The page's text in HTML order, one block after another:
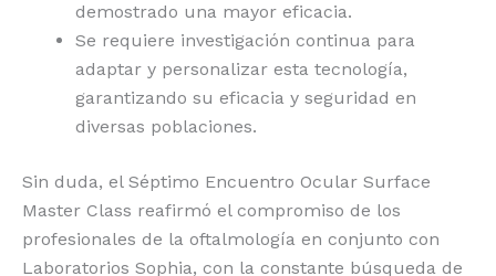
demostrado una mayor eficacia.
Se requiere investigación continua para
adaptar y personalizar esta tecnología,
garantizando su eficacia y seguridad en
diversas poblaciones.
Sin duda, el Séptimo Encuentro Ocular Surface
Master Class reafirmó el compromiso de los
profesionales de la oftalmología en conjunto con
Laboratorios Sophia, con la constante búsqueda de